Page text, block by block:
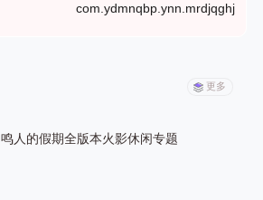
com.ydmnqbp.ynn.mrdjqghj
更多
鸣人的假期全版本火影休闲专题